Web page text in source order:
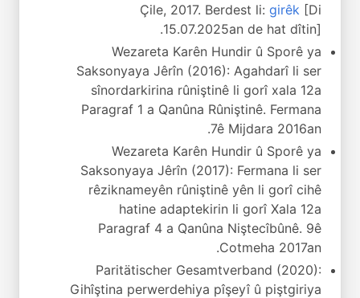
Çile, 2017. Berdest li: girêk [Di
15.07.2025an de hat dîtin].
Wezareta Karên Hundir û Sporê ya
Saksonyaya Jêrîn (2016): Agahdarî li ser
sînordarkirina rûniştinê li gorî xala 12a
Paragraf 1 a Qanûna Rûniştinê. Fermana
7ê Mijdara 2016an.
Wezareta Karên Hundir û Sporê ya
Saksonyaya Jêrîn (2017): Fermana li ser
rêziknameyên rûniştinê yên li gorî cihê
hatine adaptekirin li gorî Xala 12a
Paragraf 4 a Qanûna Niştecîbûnê. 9ê
Cotmeha 2017an.
Paritätischer Gesamtverband (2020):
Gihîştina perwerdehiya pîşeyî û piştgiriya